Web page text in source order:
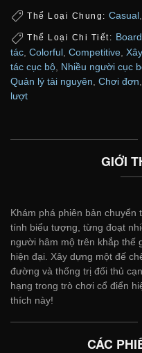
Thể Loại Chung: Casual
Thể Loại Chi Tiết:
tác Colorful Competitive
tác cục bộ Nhiều người cục
Quản lý tài nguyên Chơi đơn
lượt
GIỚI
Khám phá phiên bản
tính biểu tượng, từng đoạt
người hâm mộ trên khắp thế
hiện đại. Xây dựng một đế
đường và thống trị đối thủ
hạng trong trò chơi cổ điển
thích này!
CÁC